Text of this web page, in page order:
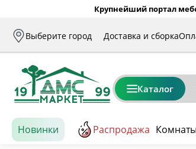
Крупнейший портал
Выберите город Доставка и сборка
Каталог
Новинки Распродажа Комнаты